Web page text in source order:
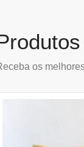
os